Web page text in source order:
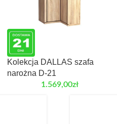
Kolekcja DALLAS szafa
narożna D-21
1.569,00zł